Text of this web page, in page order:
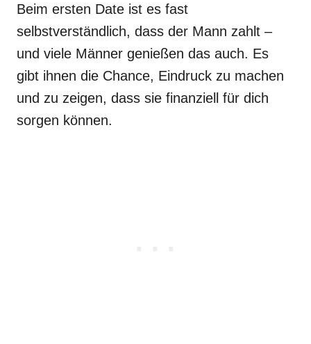
Beim ersten Date ist es fast
selbstverständlich, dass der Mann zahlt –
und viele Männer genießen das auch. Es
gibt ihnen die Chance, Eindruck zu machen
und zu zeigen, dass sie finanziell für dich
sorgen können.